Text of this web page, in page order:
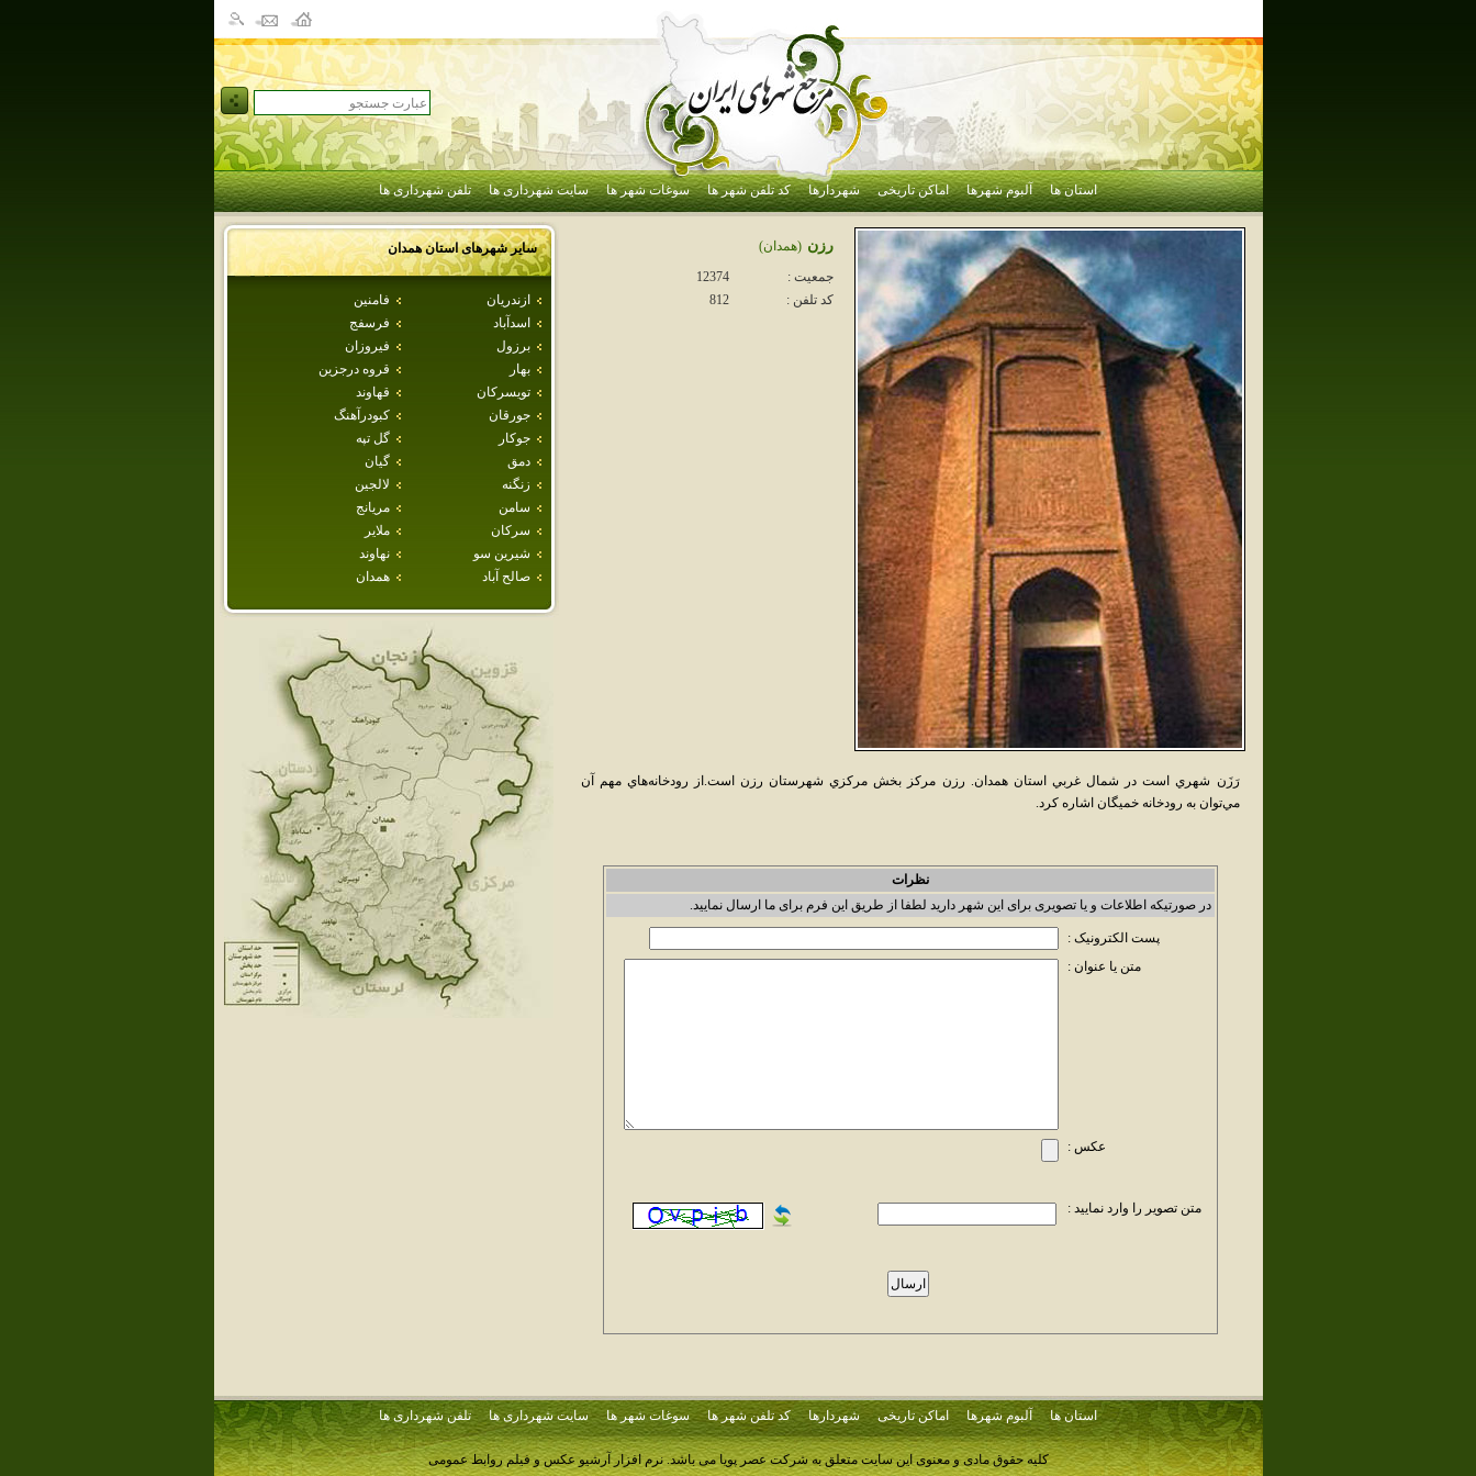
استان ها آلبوم شهرها اماکن تاریخی شهردارها کد تلفن شهر ها سوغات شهر ها سایت شهرداری ها تلفن شهرداری ها
سایر شهرهای استانهمدان
ازندريان
فامنين
اسدآباد
فرسفج
برزول
فيروزان
بهار
قروه درجزين
تويسركان
قهاوند
جورقان
كبودرآهنگ
جوكار
گل تپه
دمق
گيان
زنگنه
لالجين
سامن
مريانج
سركان
ملاير
شيرين سو
نهاوند
صالح آباد
همدان
رزن (همدان)
جمعیت :
12374
کد تلفن :
812
رَزَن شهري است در شمال غربي استان همدان. رزن مرکز بخش مرکزي شهرستان رزن است.از رودخانه‌هاي مهم آن
مي‌توان به رودخانه خميگان اشاره کرد.
نظرات
در صورتیکه اطلاعات و یا تصویری برای این شهر دارید لطفا از طریق این فرم برای ما ارسال نمایید.
پست الکترونیک :
متن یا عنوان :
عکس :
متن تصویر را وارد نمایید :
استان ها آلبوم شهرها اماکن تاریخی شهردارها کد تلفن شهر ها سوغات شهر ها سایت شهرداری ها تلفن شهرداری ها
کلیه حقوق مادی و معنوی این سایت متعلق به شرکت عصر پویا می باشد.نرم افزار آرشیو عکس و فیلم روابط عمومی